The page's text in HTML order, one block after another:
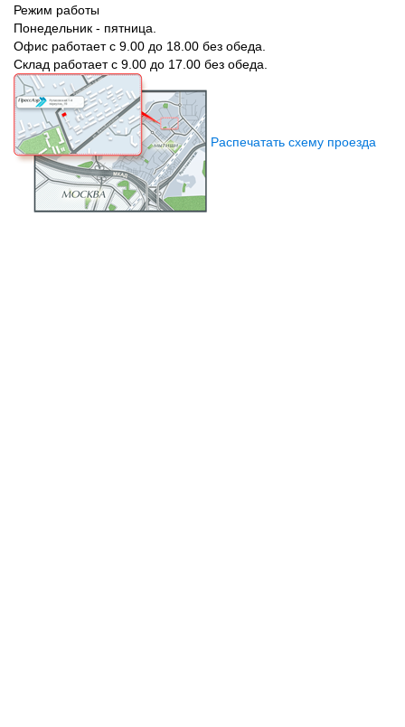
Режим работы
Понедельник - пятница.
Офис работает с 9.00 до 18.00 без обеда.
Склад работает с 9.00 до 17.00 без обеда.
Распечатать схему проезда